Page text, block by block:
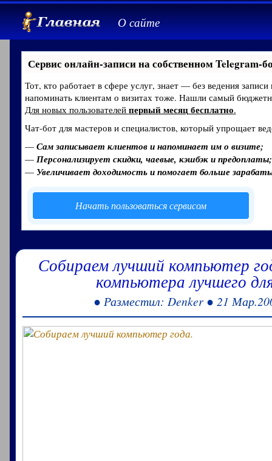
О сайте
Сервис онлайн-записи на собственном Telegram-
Тот, кто работает в сфере услуг, знает — без ведения
напоминать клиентам о визитах тоже. Нашли самый
Для новых пользователей первый месяц бесплатно.
Чат-бот для мастеров и специалистов, который упрощает
— Сам записывает клиентов и напоминает им о визите;
— Персонализирует скидки, чаевые, кэшбэк и предоплаты;
— Увеличивает доходимость и помогает больше
Начать пользоваться сервисом
Собираем лучший компьютер
компьютера лучшего
● Разместил: Denker ● 21